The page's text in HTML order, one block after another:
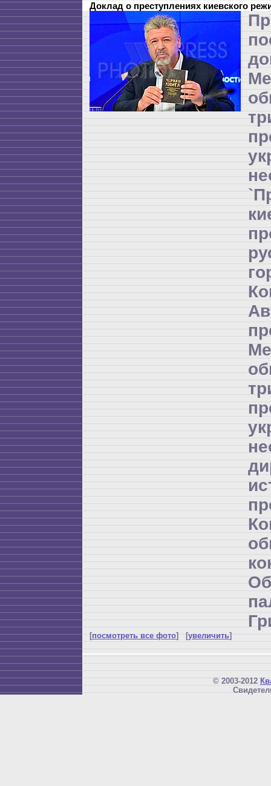
Доклад о преступлениях киевского
[посмотреть все фото] [увеличить]
© 2003-2012